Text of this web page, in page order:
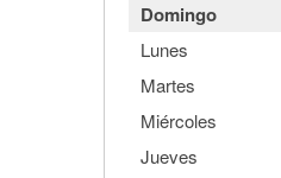
Domingo
Lunes
Martes
Miércoles
Jueves